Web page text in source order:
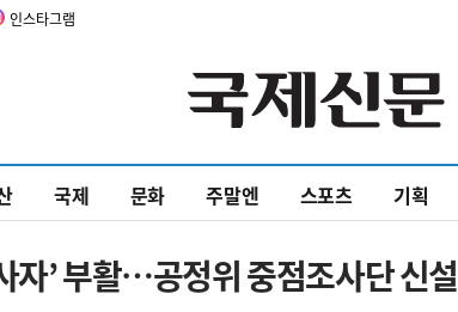
인스타그램
국제 문화 주말엔 스포츠 기획
자’ 부활…공정위 중점조사단 신설